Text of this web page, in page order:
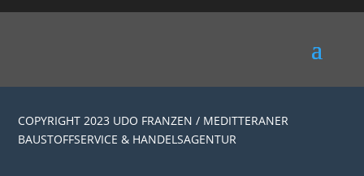
COPYRIGHT 2023 UDO FRANZEN / MEDITTERANER
BAUSTOFFSERVICE & HANDELSAGENTUR